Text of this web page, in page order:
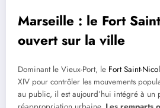
Marseille : le Fort
ouvert sur la ville
Dominant le Vieux-Port, le Fort Saint-
XIV pour contrôler les mouvements
au public, il est aujourd’hui intégré à un